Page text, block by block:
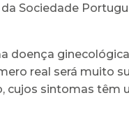
Sociedade
doença
real será muito
cujos sintomas têm